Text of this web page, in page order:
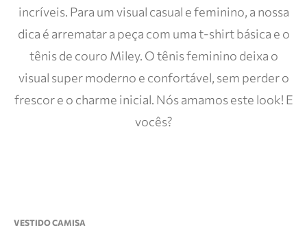
incríveis. Para um visual casual e feminino, a nossa
dica é arrematar a peça com uma t-shirt básica e o
tênis de couro Miley. O tênis feminino deixa o
visual super moderno e confortável, sem perder o
frescor e o charme inicial. Nós amamos este look! E
vocês?
VESTIDO CAMISA